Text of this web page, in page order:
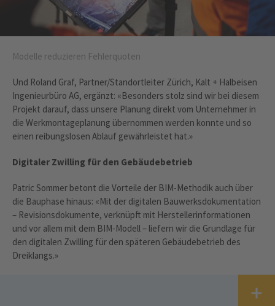
Modelle reduzieren Fehlerquoten
Und Roland Graf, Partner/Standortleiter Zürich, Kalt + Halbeisen
Ingenieurbüro AG, ergänzt: «Besonders stolz sind wir bei diesem
Projekt darauf, dass unsere Planung direkt vom Unternehmer in
die Werkmontageplanung übernommen werden konnte und so
einen reibungslosen Ablauf gewährleistet hat.»
Digitaler Zwilling für den Gebäudebetrieb
Patric Sommer betont die Vorteile der BIM-Methodik auch über
die Bauphase hinaus: «Mit der digitalen Bauwerksdokumentation
– Revisionsdokumente, verknüpft mit Herstellerinformationen
und vor allem mit dem BIM-Modell – liefern wir die Grundlage für
den digitalen Zwilling für den späteren Gebäudebetrieb des
Dreiklangs.»